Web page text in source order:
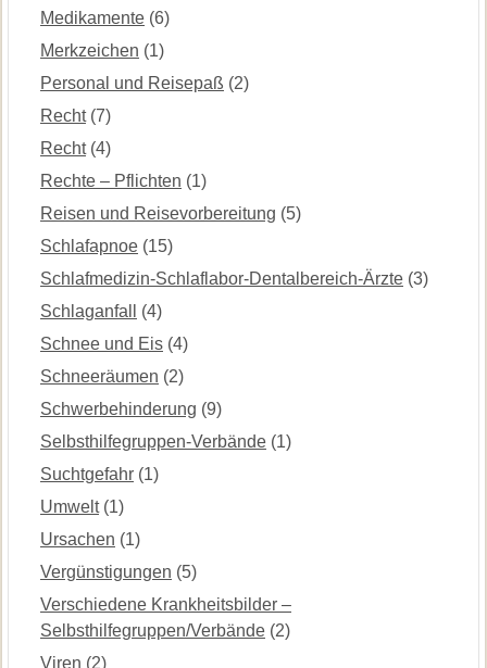
Medikamente (6)
Merkzeichen (1)
Personal und Reisepaß (2)
Recht(7)
Recht(4)
Rechte – Pflichten (1)
Reisen und Reisevorbereitung (5)
Schlafapnoe (15)
Schlafmedizin-Schlaflabor-Dentalbereich-Ärzte (3)
Schlaganfall
(4)
Schnee und Eis (4)
Schneeräumen (2)
Schwerbehinderung (9)
Selbsthilfegruppen-Verbände (1)
Suchtgefahr (1)
Umwelt(1)
Ursachen (1)
Vergünstigungen (5)
Verschiedene Krankheitsbilder –
Selbsthilfegruppen/Verbände (2)
Viren (2)